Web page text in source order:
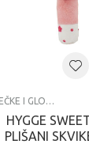
ZVEČKE I GLODALICE
HYGGE
PLIŠANI